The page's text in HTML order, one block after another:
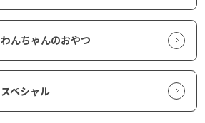
わんちゃんのおやつ
スペシャル